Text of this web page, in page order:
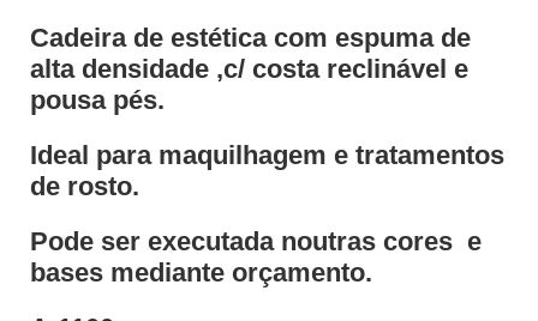
Cadeira de estética com espuma de
alta densidade ,c/ costa reclinável e
pousa pés.
Ideal para maquilhagem e tratamentos
de rosto.
Pode ser executada noutras cores e
bases mediante orçamento.